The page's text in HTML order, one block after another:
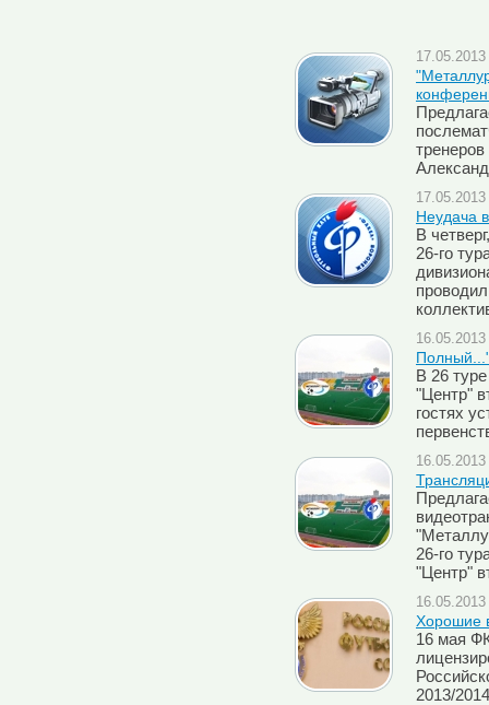
Неудача
В
26-го
В 26
"Центр"
гостях
26-го
"Центр"
Хорошие
16 мая
2013/2014